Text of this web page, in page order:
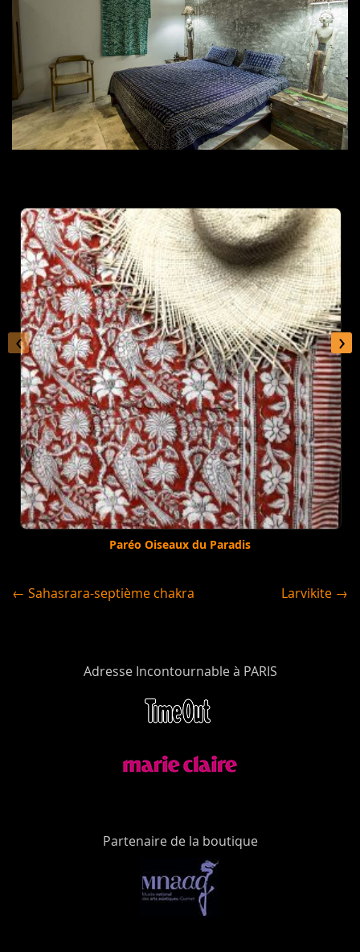
Paréo Oiseaux du Paradis
‹ ›
← Sahasrara-septième chakra Larvikite →
Adresse Incontournable à PARIS
Partenaire de la boutique